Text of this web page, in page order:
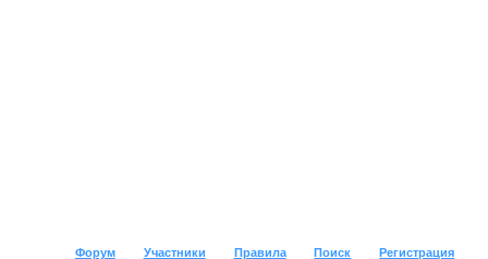
Форум Участники Правила Поиск
Регистрация